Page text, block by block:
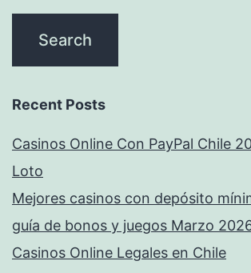
Recent Posts
Casinos Online Con PayPal Chile
Loto
Mejores casinos con depósito
guía de bonos y juegos Marzo
Casinos Online Legales en Chile